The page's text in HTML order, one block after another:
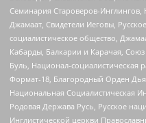
Семинария Староверов-
Джамаат, Свидетели Иеговы,
социалистическое общество,
Кабарды, Балкарии и Карачая,
Буль, Национал-социалистическая
Формат-18, Благородный Орден
Национальная Социалистическая
Родовая Держава Русь, Русское
Инглистической церкви